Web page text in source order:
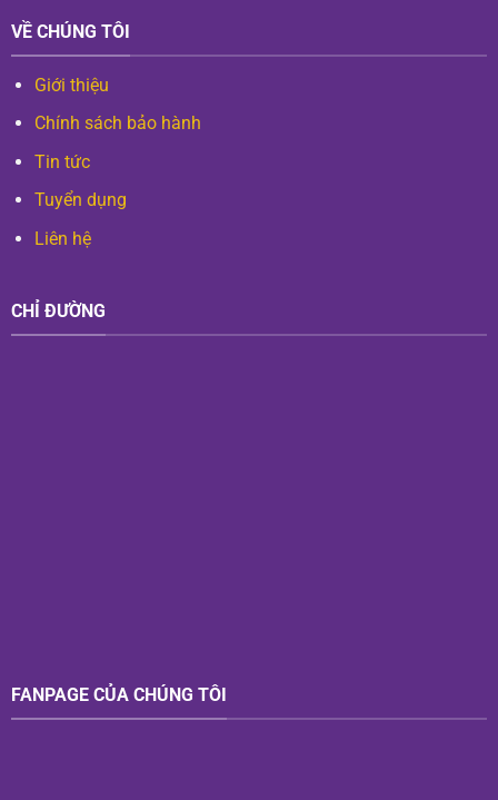
VỀ CHÚNG TÔI
Giới thiệu
Chính sách bảo hành
Tin tức
Tuyển dụng
Liên hệ
CHỈ ĐƯỜNG
FANPAGE CỦA CHÚNG TÔI